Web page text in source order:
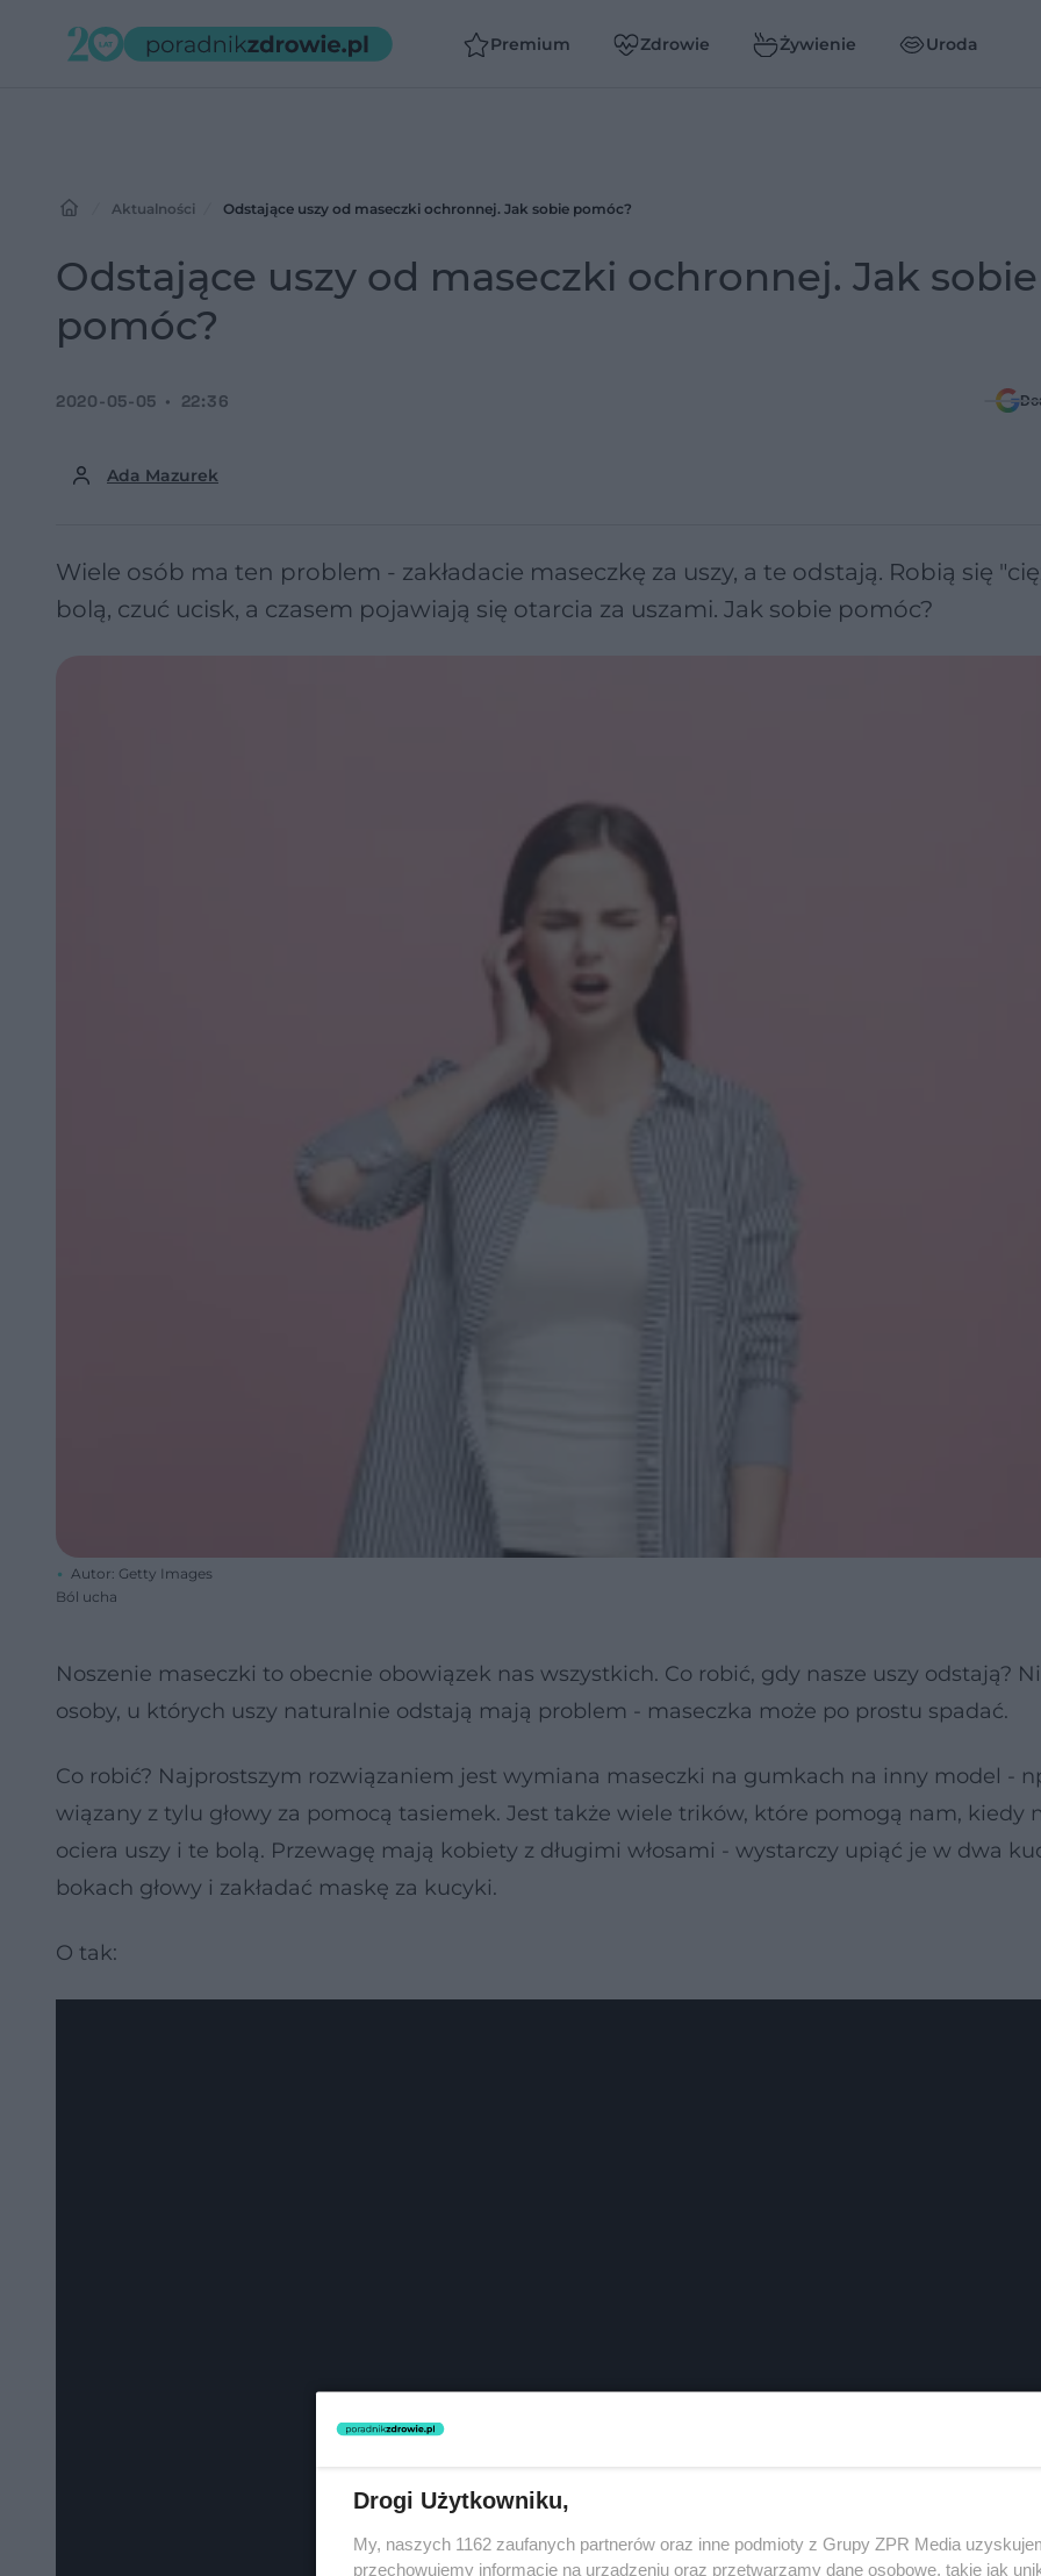
Premium Zdrowie Żywienie Uroda
Aktualności Odstające uszy od maseczki ochronnej. Jak sobie pomóc?
Odstające uszy od maseczki ochronnej. Jak sobie
pomóc?
Ada Mazurek
2020-05-05 22:36
Wiele osób ma ten problem - zakładacie maseczkę za uszy, a te odstają. Robią się
bolą, czuć ucisk, a czasem pojawiają się otarcia za uszami. Jak sobie pomóc?
Autor: Getty Images
Ból ucha
Noszenie maseczki to obecnie obowiązek nas wszystkich. Co robić, gdy nasze uszy odstają?
osoby, u których uszy naturalnie odstają mają problem - maseczka może po prostu spadać.
Co robić? Najprostszym rozwiązaniem jest wymiana maseczki na gumkach na inny model -
wiązany z tylu głowy za pomocą tasiemek. Jest także wiele trików, które pomogą nam, kiedy
ociera uszy i te bolą. Przewagę mają kobiety z długimi włosami - wystarczy upiąć je w dwa
bokach głowy i zakładać maskę za kucyki.
O tak:
Drogi Użytkowniku,
My, naszych 1162 zaufanych partnerów oraz inne podmioty z Grupy ZPR Media
przechowujemy informacje na urządzeniu oraz przetwarzamy dane osobowe, takie jak